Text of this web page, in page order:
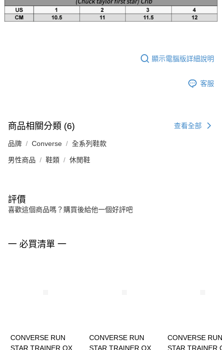
顯示電腦版詳細說明
客服
商品相關分類 (6) 查看全部
品牌 Converse 全系列鞋款
男性商品 鞋類 休閒鞋
評價
喜歡這個商品嗎？購買後給他一個好評吧
一 必買清單 一
CONVERSE RUN
STAR TRAINER OX
CONVERSE RUN
STAR TRAINER OX
CONVERSE RUN
STAR TRAINER